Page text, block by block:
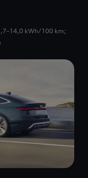
kWh/100 km;